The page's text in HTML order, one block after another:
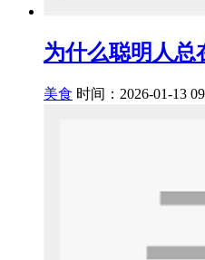
为什么聪明人总
美食 时间：2026-01-13